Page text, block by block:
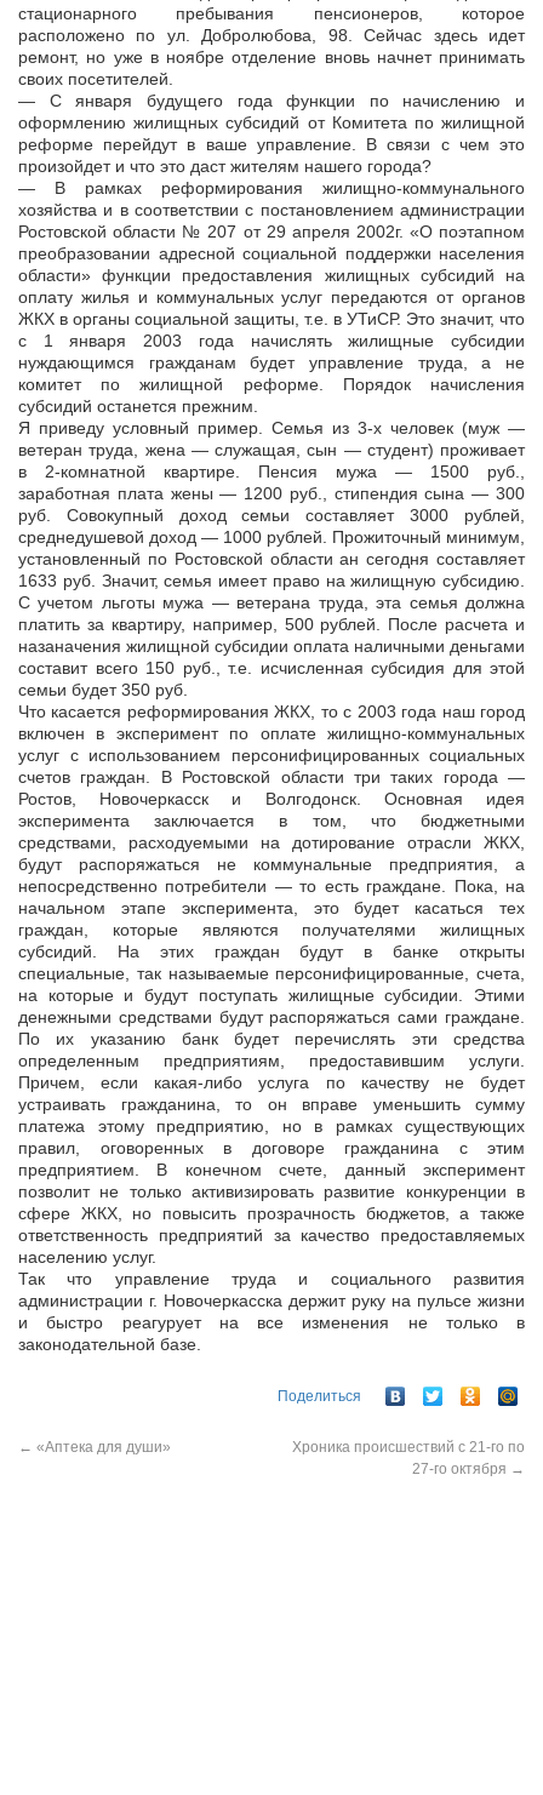
стационарного пребывания пенсионеров, которое
расположено по ул. Добролюбова, 98. Сейчас здесь идет
ремонт, но уже в ноябре отделение вновь начнет принимать
своих посетителей.
— С января будущего года функции по начислению и
оформлению жилищных субсидий от Комитета по жилищной
реформе перейдут в ваше управление. В связи с чем это
произойдет и что это даст жителям нашего города?
— В рамках реформирования жилищно-коммунального
хозяйства и в соответствии с постановлением администрации
Ростовской области № 207 от 29 апреля 2002г. «О поэтапном
преобразовании адресной социальной поддержки населения
области» функции предоставления жилищных субсидий на
оплату жилья и коммунальных услуг передаются от органов
ЖКХ в органы социальной защиты, т.е. в УТиСР. Это значит, что
с 1 января 2003 года начислять жилищные субсидии
нуждающимся гражданам будет управление труда, а не
комитет по жилищной реформе. Порядок начисления
субсидий останется прежним.
Я приведу условный пример. Семья из 3-х человек (муж —
ветеран труда, жена — служащая, сын — студент) проживает
в 2-комнатной квартире. Пенсия мужа — 1500 руб.,
заработная плата жены — 1200 руб., стипендия сына — 300
руб. Совокупный доход семьи составляет 3000 рублей,
среднедушевой доход — 1000 рублей. Прожиточный минимум,
установленный по Ростовской области ан сегодня составляет
1633 руб. Значит, семья имеет право на жилищную субсидию.
С учетом льготы мужа — ветерана труда, эта семья должна
платить за квартиру, например, 500 рублей. После расчета и
назаначения жилищной субсидии оплата наличными деньгами
составит всего 150 руб., т.е. исчисленная субсидия для этой
семьи будет 350 руб.
Что касается реформирования ЖКХ, то с 2003 года наш город
включен в эксперимент по оплате жилищно-коммунальных
услуг с использованием персонифицированных социальных
счетов граждан. В Ростовской области три таких города —
Ростов, Новочеркасск и Волгодонск. Основная идея
эксперимента заключается в том, что бюджетными
средствами, расходуемыми на дотирование отрасли ЖКХ,
будут распоряжаться не коммунальные предприятия, а
непосредственно потребители — то есть граждане. Пока, на
начальном этапе эксперимента, это будет касаться тех
граждан, которые являются получателями жилищных
субсидий. На этих граждан будут в банке открыты
специальные, так называемые персонифицированные, счета,
на которые и будут поступать жилищные субсидии. Этими
денежными средствами будут распоряжаться сами граждане.
По их указанию банк будет перечислять эти средства
определенным предприятиям, предоставившим услуги.
Причем, если какая-либо услуга по качеству не будет
устраивать гражданина, то он вправе уменьшить сумму
платежа этому предприятию, но в рамках существующих
правил, оговоренных в договоре гражданина с этим
предприятием. В конечном счете, данный эксперимент
позволит не только активизировать развитие конкуренции в
сфере ЖКХ, но повысить прозрачность бюджетов, а также
ответственность предприятий за качество предоставляемых
населению услуг.
Так что управление труда и социального развития
администрации г. Новочеркасска держит руку на пульсе жизни
и быстро реагурует на все изменения не только в
законодательной базе.
Поделиться
← «Аптека для души»
Хроника происшествий с 21-го по
27-го октября →